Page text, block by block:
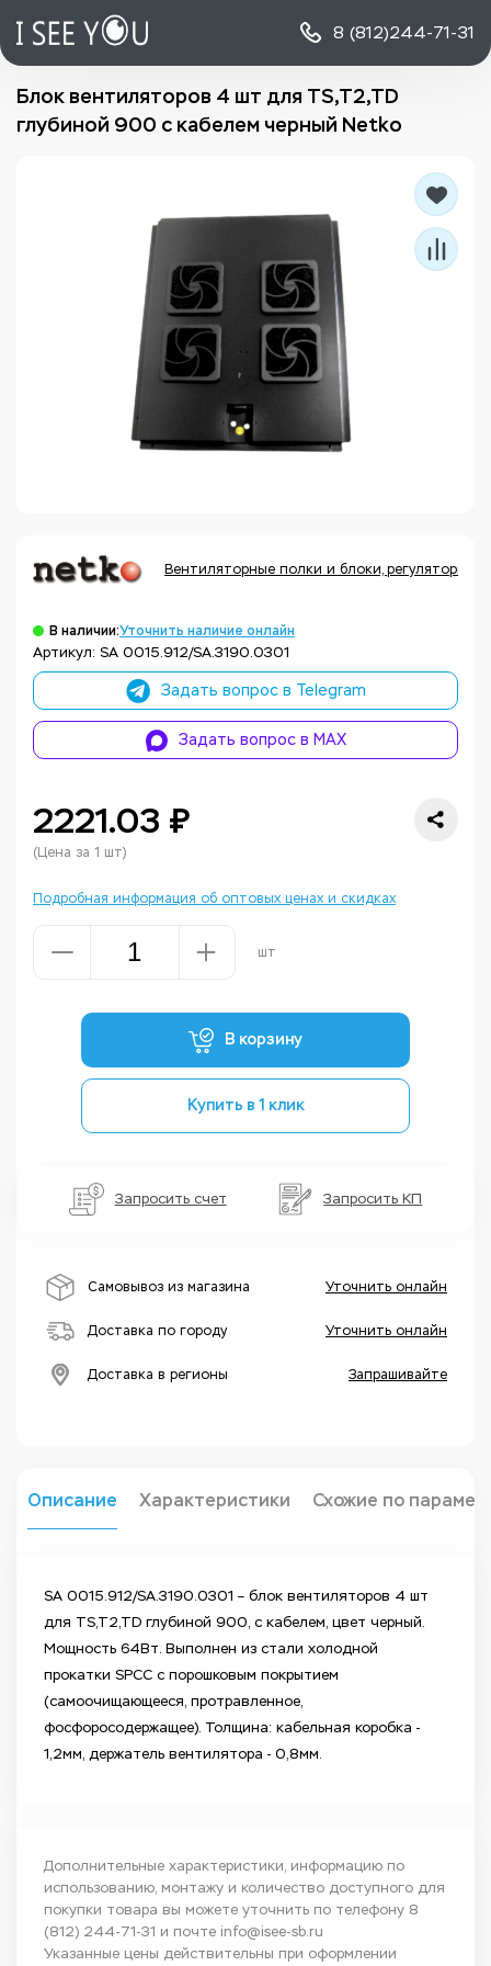
8 (812)244-71-31
Блок вентиляторов 4 шт для TS,T2,TD
глубиной 900 с кабелем черный Netko
Вентиляторные полки и блоки, регуляторы
В наличии:Уточнить наличие онлайн
Артикул: SA 0015.912/SA.3190.0301
Задать вопрос в Telegram
Задать вопрос в MAX
2221.03 ₽
(Цена за 1 шт)
Подробная информация об оптовых ценах и скидках
шт
В корзину
Купить в 1 клик
Запросить счет Запросить КП
Самовывоз из магазина Уточнить онлайн
Доставка по городу Уточнить онлайн
Доставка в регионы Запрашивайте
Описание Характеристики Схожие по
SA 0015.912/SA.3190.0301 – блок вентиляторов 4 шт
для TS,T2,TD глубиной 900, с кабелем, цвет черный.
Мощность 64Вт. Выполнен из стали холодной
прокатки SPCC с порошковым покрытием
(самоочищающееся, протравленное,
фосфоросодержащее). Толщина: кабельная коробка -
1,2мм, держатель вентилятора - 0,8мм.
Дополнительные характеристики, информацию по
использованию, монтажу и количество доступного для
покупки товара вы можете уточнить по телефону 8
(812) 244-71-31 и почте info@isee-sb.ru
Указанные цены действительны при оформлении